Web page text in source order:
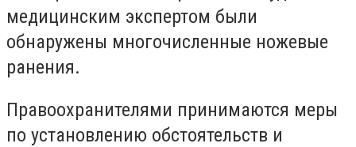
медицинским экспертом были
обнаружены многочисленные ножевые
ранения.
Правоохранителями принимаются меры
по установлению обстоятельств и